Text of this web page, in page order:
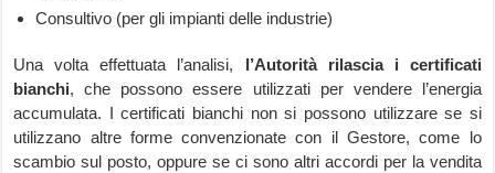
Consultivo (per gli impianti delle industrie)
Una volta effettuata l’analisi, l’Autorità rilascia i certificati
bianchi, che possono essere utilizzati per vendere l’energia
accumulata. I certificati bianchi non si possono utilizzare se si
utilizzano altre forme convenzionate con il Gestore, come lo
scambio sul posto, oppure se ci sono altri accordi per la vendita